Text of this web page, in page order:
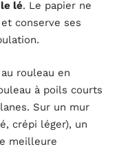
lé. Le papier ne
conserve ses
rouleau en
à poils courts
Sur un mur
crépi léger), un
meilleure